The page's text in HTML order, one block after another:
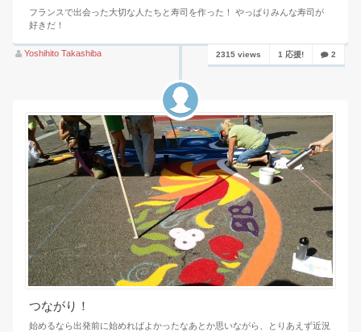
フランスで出会った大切な人たちと寿司を作った！ やっぱりみんな寿司が
好きだ！
Yoshihito Takashiba 2315 views 1 応援! 2
つながり！
始めるなら出発前に始めればよかったなあとか思いながら、とりあえず近況